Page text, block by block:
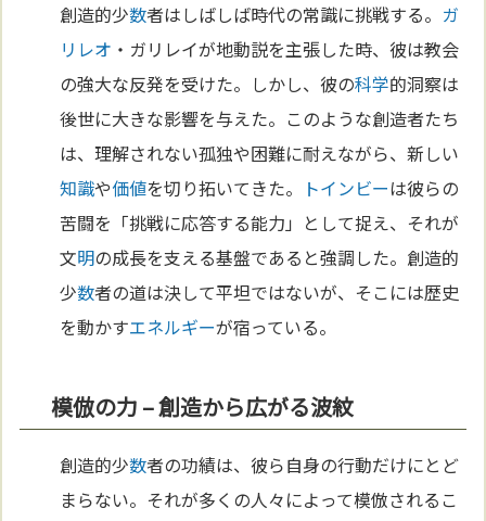
創造的少数者はしばしば時代の常識に挑戦する。 ガ
リレオ ・ガリレイが地動説を主張した時、彼は教会
の強大な反発を受けた。しかし、彼の科学的洞察は
後世に大きな影響を与えた。このような創造者たち
は、理解されない孤独や困難に耐えながら、新しい
知識や価値を切り拓いてきた。 トインビーは彼らの
苦闘を「挑戦に応答する能力」として捉え、それが
文明の成長を支える基盤であると強調した。創造的
少数者の道は決して平坦ではないが、そこには歴史
を動かすエネルギーが宿っている。
模倣の力 – 創造から広がる波紋
創造的少数者の功績は、彼ら自身の行動だけにとど
まらない。それが多くの人々によって模倣されるこ